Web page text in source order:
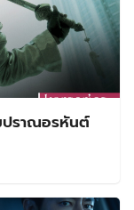
ราณอรหันต์